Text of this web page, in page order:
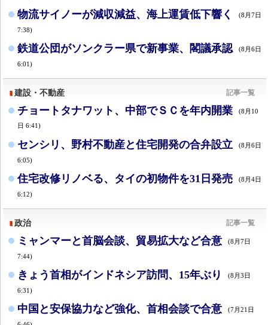
物流サイノーが減収減益、海上運賃低下響く (8月7日
7:38)
鉄道公団がソンクラー県で新事業、閣議承認 (8月6日
6:01)
建設・不動産 記事一覧
チョートタナワット、中部でＳＣを年内開業
(8月10
日 6:41)
センシリ、野村不動産と住宅開発の合弁設立 (8月6日
6:05)
住宅改修リノベる、タイの初物件を31日発売 (8月4日
6:12)
政治 記事一覧
ミャンマーと首脳会談、貿易拡大など合意 (8月7日
7:44)
きょう首相がインドネシア訪問、15年ぶり (8月3日
6:31)
中国と安保協力など強化、首相会談で合意 (7月21日